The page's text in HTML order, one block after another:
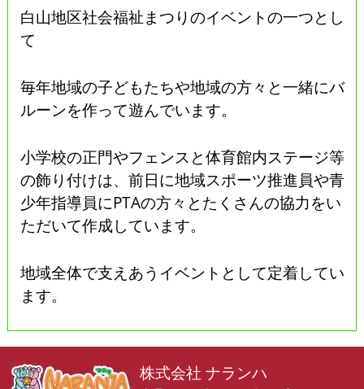
白山地区社会福祉まつりのイベントの一つとし
て
毎年地域の子どもたちや地域の方々と一緒にバ
ルーンを作って遊んでいます。
小学校の正門やフェンスと体育館内ステージ等
の飾り付けは、前日に地域スポーツ推進員や青
少年指導員にPTAの方々とたくさんの協力をい
ただいて作成しています。
地域全体で支えあうイベントとして定着してい
ます。
株式会社 ナランハ